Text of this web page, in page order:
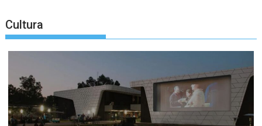
Cultura